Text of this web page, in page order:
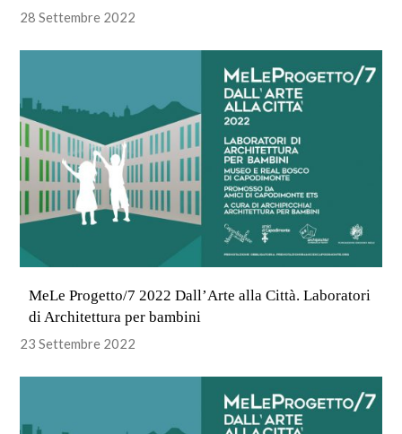
28 Settembre 2022
MeLe Progetto/7 2022 Dall’Arte alla Città. Laboratori
di Architettura per bambini
23 Settembre 2022